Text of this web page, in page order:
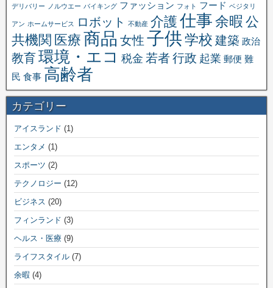
デリバリー ノルウエー バイキング ファッション フォト フード ベジタリ
アン ホームサービス ロボット 不動産 介護 仕事余暇 公
共機関 医療 商品 女性 子供学校 建築 政治
教育環境・エコ 税金 若者行政 起業 郵便 難
民 食事 高齢者
カテゴリー
アイスランド (1)
エンタメ (1)
スポーツ (2)
テクノロジー (12)
ビジネス (20)
フィンランド (3)
ヘルス・医療 (9)
ライフスタイル (7)
余暇 (4)